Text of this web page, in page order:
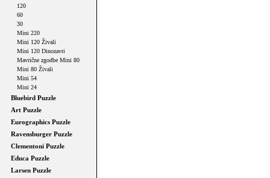
120
60
30
Mini 220
Mini 120 Živali
Mini 120 Dinozavri
Mavrične zgodbe Mini 80
Mini 80 Živali
Mini 54
Mini 24
Bluebird Puzzle
Art Puzzle
Eurographics Puzzle
Ravensburger Puzzle
Clementoni Puzzle
Educa Puzzle
Larsen Puzzle